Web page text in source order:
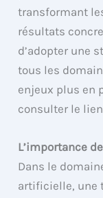
transformant
résultats
d’adopter une
tous les
enjeux plus en
consulter le lien
L’importance
Dans le
artificielle, une